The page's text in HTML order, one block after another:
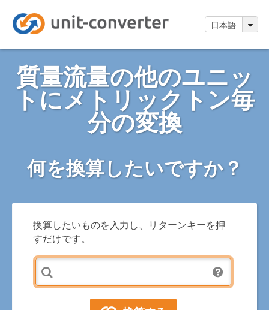
日本語
質量流量の他のユニッ
トにメトリックトン毎
分の変換
何を換算したいですか？
換算したいものを入力し、リターンキーを押
すだけです。